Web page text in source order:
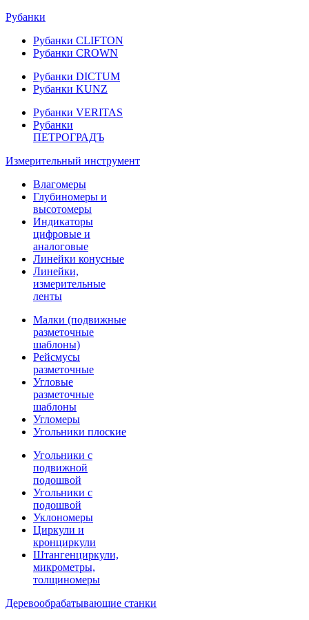
Рубанки
Рубанки CLIFTON
Рубанки CROWN
Рубанки DICTUM
Рубанки KUNZ
Рубанки VERITAS
Рубанки
ПЕТРОГРАДЪ
Измерительный инструмент
Влагомеры
Глубиномеры и
высотомеры
Индикаторы
цифровые и
аналоговые
Линейки конусные
Линейки,
измерительные
ленты
Малки (подвижные
разметочные
шаблоны)
Рейсмусы
разметочные
Угловые
разметочные
шаблоны
Угломеры
Угольники плоские
Угольники с
подвижной
подошвой
Угольники с
подошвой
Уклономеры
Циркули и
кронциркули
Штангенциркули,
микрометры,
толщиномеры
Деревообрабатывающие станки